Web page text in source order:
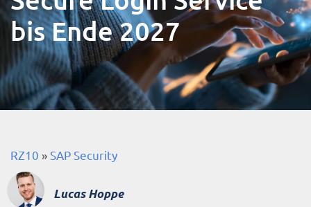
bis Ende 2027
RZ10 » SAP Security
Lucas Hoppe